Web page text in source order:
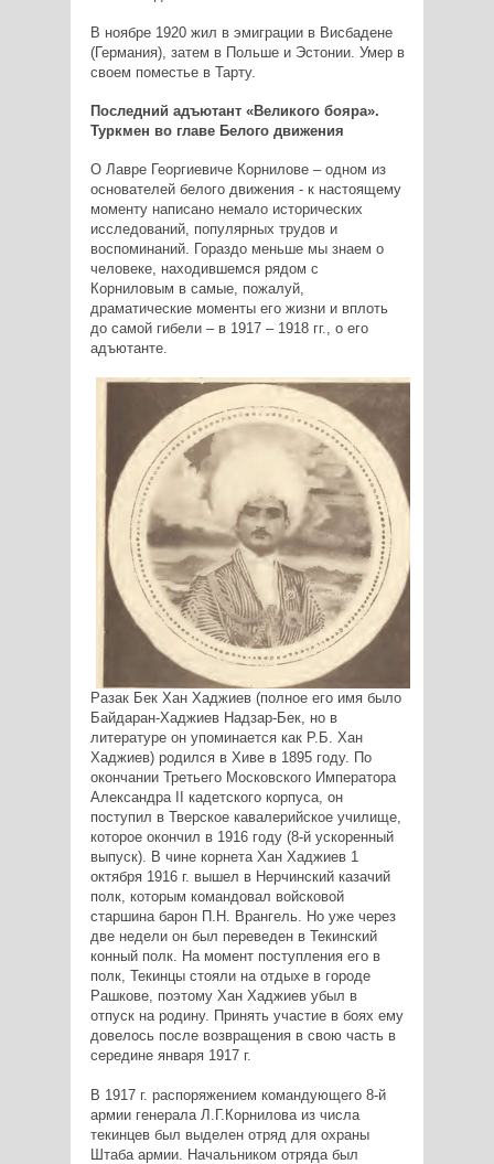
В ноябре 1920 жил в эмиграции в Висбадене
(Германия), затем в Польше и Эстонии. Умер в
своем поместье в Тарту.
Последний адъютант «Великого бояра».
Туркмен во главе Белого движения
О Лавре Георгиевиче Корнилове – одном из
основателей белого движения - к настоящему
моменту написано немало исторических
исследований, популярных трудов и
воспоминаний. Гораздо меньше мы знаем о
человеке, находившемся рядом с
Корниловым в самые, пожалуй,
драматические моменты его жизни и вплоть
до самой гибели – в 1917 – 1918 гг., о его
адъютанте.
Разак Бек Хан Хаджиев (полное его имя было
Байдаран-Хаджиев Надзар-Бек, но в
литературе он упоминается как Р.Б. Хан
Хаджиев) родился в Хиве в 1895 году. По
окончании Третьего Московского Императора
Александра II кадетского корпуса, он
поступил в Тверское кавалерийское училище,
которое окончил в 1916 году (8-й ускоренный
выпуск). В чине корнета Хан Хаджиев 1
октября 1916 г. вышел в Нерчинский казачий
полк, которым командовал войсковой
старшина барон П.Н. Врангель. Но уже через
две недели он был переведен в Текинский
конный полк. На момент поступления его в
полк, Текинцы стояли на отдыхе в городе
Рашкове, поэтому Хан Хаджиев убыл в
отпуск на родину. Принять участие в боях ему
довелось после возвращения в свою часть в
середине января 1917 г.
В 1917 г. распоряжением командующего 8-й
армии генерала Л.Г.Корнилова из числа
текинцев был выделен отряд для охраны
Штаба армии. Начальником отряда был